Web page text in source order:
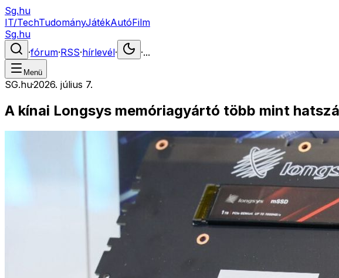
Sg.hu
IT/TechTudományJátékAutóFilm
Sg.hu
·fórum·RSS·hírlevél· ·...
Menü
SG.hu·2026. július 7.
A kínai Longsys memóriagyártó több mint